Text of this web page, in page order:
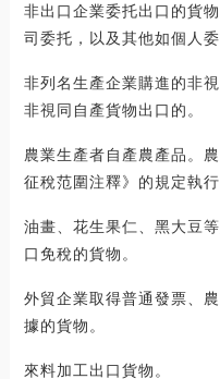
非出口企業委托出口的貨
司委托，以及其他如個人委
非列名生產企業購進的非
非視同自產貨物出口的。
農業生產者自產農產品。
征稅范圍注釋》的規定執行
油畫、花生果仁、黑大豆
口免稅的貨物。
外貿企業取得普通發票、
據的貨物。
來料加工出口貨物。